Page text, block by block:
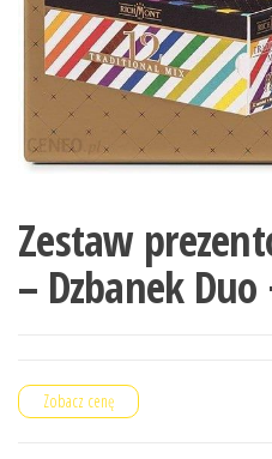
Zestaw
– Dzbanek
Zobacz cenę